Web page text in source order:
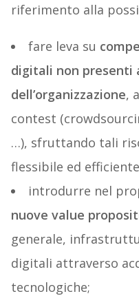
riferimento alla
fare leva su
digitali non presenti
dell’organizzazione,
contest
…), sfruttando tali
flessibile ed
introdurre nel
nuove value
generale,
digitali attraverso
tecnologiche;